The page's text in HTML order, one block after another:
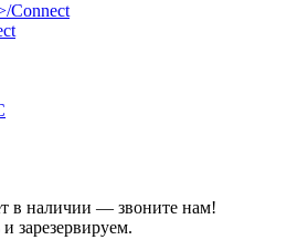
Connect
в наличии — звоните нам!
зарезервируем.